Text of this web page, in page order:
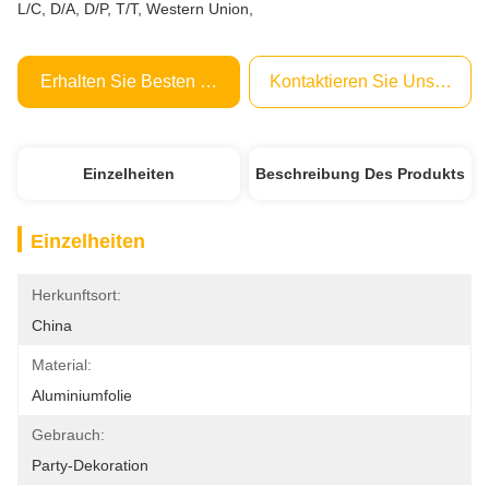
L/C, D/A, D/P, T/T, Western Union,
Erhalten Sie Besten Preis Kontaktieren Sie Uns Jetzt
Einzelheiten Beschreibung Des Produkts
Einzelheiten
Herkunftsort:
China
Material:
Aluminiumfolie
Gebrauch:
Party-Dekoration